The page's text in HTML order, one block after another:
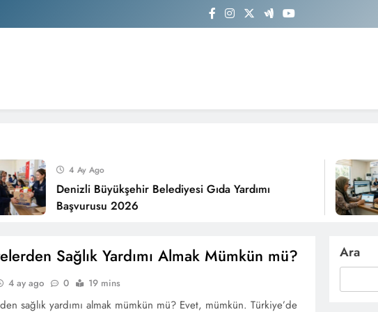
4 Ay Ago
Denizli Büyükşehir Belediyesi Gıda Yardımı
Başvurusu 2026
Sağlık Yardımı Almak Mümkün mü?
4 ay ago 0 19 mins
sağlık yardımı almak mümkün mü? Evet, mümkün. Türkiye’de
Ara